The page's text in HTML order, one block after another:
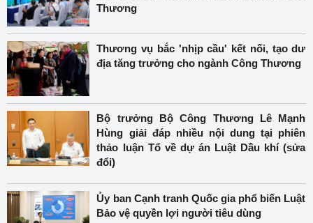
Thương
Thương vụ bắc 'nhịp cầu' kết nối, tạo dư
địa tăng trưởng cho ngành Công Thương
Bộ trưởng Bộ Công Thương Lê Mạnh
Hùng giải đáp nhiều nội dung tại phiên
thảo luận Tổ về dự án Luật Dầu khí (sửa
đổi)
Ủy ban Cạnh tranh Quốc gia phổ biến Luật
Bảo vệ quyền lợi người tiêu dùng